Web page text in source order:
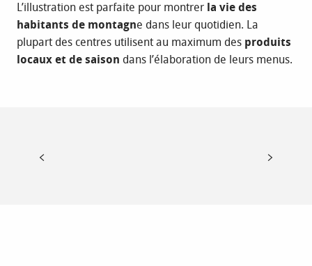
L’illustration est parfaite pour montrer la vie des
habitants de montagne dans leur quotidien. La
plupart des centres utilisent au maximum des produits
locaux et de saison dans l’élaboration de leurs menus.